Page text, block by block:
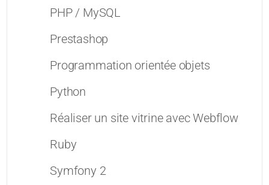
PHP / MySQL
Prestashop
Programmation orientée objets
Python
Réaliser un site vitrine avec Webflow
Ruby
Symfony 2